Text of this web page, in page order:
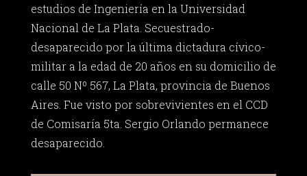
estudios de Ingeniería en la Universidad
Nacional de La Plata. Secuestrado-
desaparecido por la última dictadura cívico-
militar a la edad de 20 años en su domicilio de
calle 50 Nº 567, La Plata, provincia de Buenos
Aires. Fue visto por sobrevivientes en el CCD
de Comisaría 5ta. Sergio Orlando permanece
desaparecido.